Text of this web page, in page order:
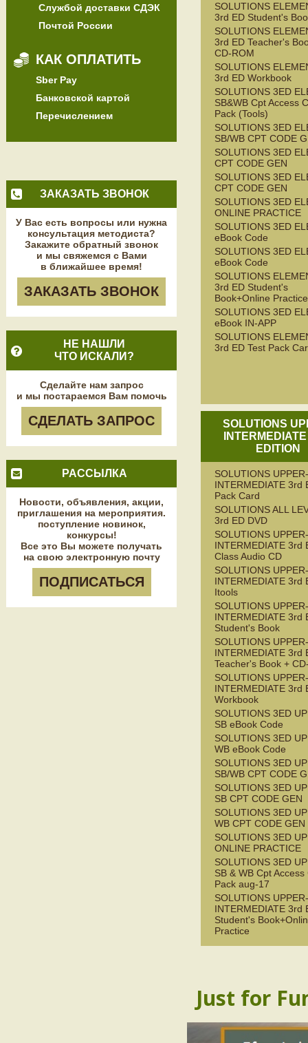
Службой доставки СДЭК
Почтой России
КАК ОПЛАТИТЬ
Sber Pay
Банковской картой
Перечислением
ЗАКАЗАТЬ ЗВОНОК
У Вас есть вопросы или нужна
консультация методиста?
Закажите обратный звонок
и мы свяжемся с Вами
в ближайшее время!
ЗАКАЗАТЬ ЗВОНОК
НЕ НАШЛИ
ЧТО ИСКАЛИ?
Сделайте нам запрос
и мы постараемся Вам помочь
СДЕЛАТЬ ЗАПРОС
РАССЫЛКА
Новости, объявления, акции,
приглашения на мероприятия.
поступление новинок,
конкурсы!
Все это Вы можете получать
на свою электронную почту
ПОДПИСАТЬСЯ
SOLUTIONS
3rd ED Student's
SOLUTIONS
3rd ED Teacher's
CD-ROM
SOLUTIONS
3rd ED Workbook
SOLUTIONS 3ED
SB&WB Cpt Access
Pack (Tools)
SOLUTIONS 3ED
SB/WB CPT CODE
SOLUTIONS 3ED
CPT CODE GEN
SOLUTIONS 3ED
CPT CODE GEN
SOLUTIONS 3ED
ONLINE PRACTICE
SOLUTIONS 3ED
eBook Code
SOLUTIONS 3ED
eBook Code
SOLUTIONS
3rd ED Student's
Book+Online Practice
SOLUTIONS 3ED
eBook IN-APP
SOLUTIONS
3rd ED Test Pack
SOLUTIONS
EDITION
SOLUTIONS UPPER-
INTERMEDIATE 3rd
Pack Card
SOLUTIONS ALL
3rd ED DVD
SOLUTIONS UPPER-
INTERMEDIATE 3rd
Class Audio CD
SOLUTIONS UPPER-
INTERMEDIATE 3rd
Itools
SOLUTIONS UPPER-
INTERMEDIATE 3rd
Student's Book
SOLUTIONS UPPER-
INTERMEDIATE 3rd
Teacher's Book +
SOLUTIONS UPPER-
INTERMEDIATE 3rd
Workbook
SOLUTIONS 3ED
SB eBook Code
SOLUTIONS 3ED
WB eBook Code
SOLUTIONS 3ED
SB/WB CPT CODE
SOLUTIONS 3ED
SB CPT CODE GEN
SOLUTIONS 3ED
WB CPT CODE GEN
SOLUTIONS 3ED
ONLINE PRACTICE
SOLUTIONS 3ED
SB & WB Cpt Access
Pack aug-17
SOLUTIONS UPPER-
INTERMEDIATE 3rd
Student's
Practice
Just for